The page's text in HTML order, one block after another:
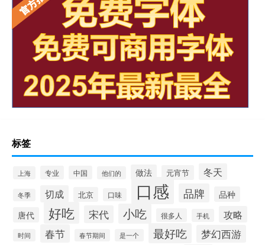
标签
上海 专业 中国 他们的 做法 元宵节 冬天
冬季 切成 北京 口味 口感 品牌
品种
唐代
好吃 宋代 小吃 很多人 手机 攻略
时间 春节 春节期间 是一个 最好吃 梦幻西游